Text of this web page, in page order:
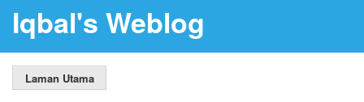
Iqbal's Weblog
Laman Utama